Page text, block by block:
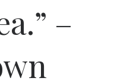
–